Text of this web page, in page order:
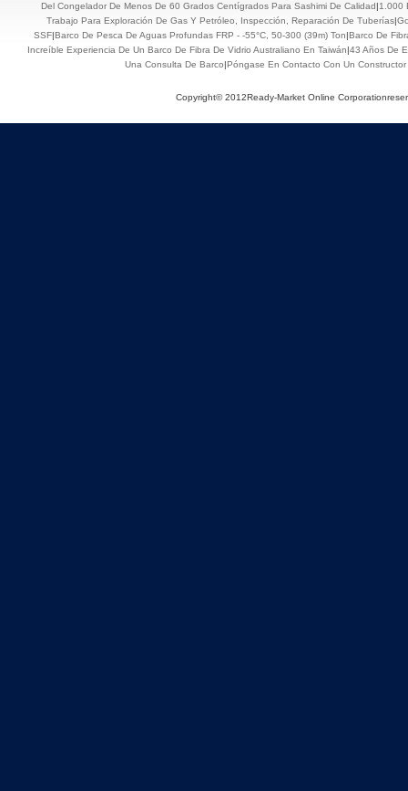
Del Congelador De Menos De 60 Grados Centígrados Para Sashimi De Calidad|1.000
Trabajo Para Exploración De Gas Y Petróleo, Inspección, Reparación De Tuberías|
SSF|Barco De Pesca De Aguas Profundas FRP - -55°C, 50-300 (39m) Ton|Barco De
Increíble Experiencia De Un Barco De Fibra De Vidrio Australiano En Taiwán|43 Años De
Una Consulta De Barco|Póngase En Contacto Con Un
Copyright© 2012Ready-Market Online